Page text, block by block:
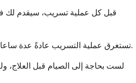
تستغرق عملية التسريب عادةً عدة ساعات أثناء علاجك الأول، حيث سيبدأ فريق الرعاية الصحية ببطء ويزيد المعدل تدريجيًا إذا كنت تتحمله جيدًا. قد تكون العلاجات اللاحقة أقصر بمجرد أن يتكيف جسمك مع الدواء.
لست بحاجة إلى الصيام قبل